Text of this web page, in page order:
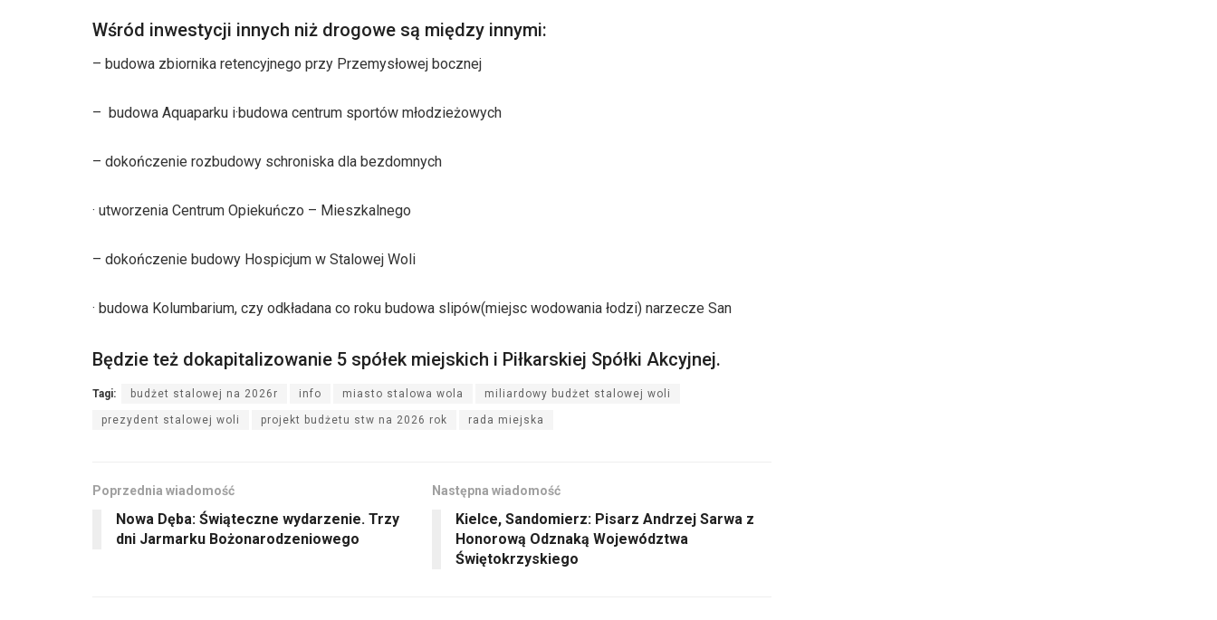
Wśród inwestycji innych niż drogowe są między innymi:
– budowa zbiornika retencyjnego przy Przemysłowej bocznej
– budowa Aquaparku i·budowa centrum sportów młodzieżowych
– dokończenie rozbudowy schroniska dla bezdomnych
· utworzenia Centrum Opiekuńczo – Mieszkalnego
– dokończenie budowy Hospicjum w Stalowej Woli
· budowa Kolumbarium, czy odkładana co roku budowa slipów(miejsc wodowania łodzi) narzecze San
Będzie też dokapitalizowanie 5 spółek miejskich i Piłkarskiej Spółki Akcyjnej.
Tagi: budżet stalowej na 2026r info miasto stalowa wola miliardowy budżet stalowej woli
prezydent stalowej woli projekt budżetu stw na 2026 rok rada miejska
Poprzednia wiadomość
Nowa Dęba: Świąteczne wydarzenie. Trzy
dni Jarmarku Bożonarodzeniowego
Następna wiadomość
Kielce, Sandomierz: Pisarz Andrzej Sarwa z
Honorową Odznaką Województwa
Świętokrzyskiego